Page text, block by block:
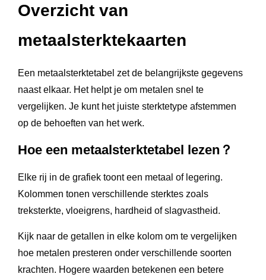
Overzicht van
metaalsterktekaarten
Een metaalsterktetabel zet de belangrijkste gegevens
naast elkaar. Het helpt je om metalen snel te
vergelijken. Je kunt het juiste sterktetype afstemmen
op de behoeften van het werk.
Hoe een metaalsterktetabel lezen？
Elke rij in de grafiek toont een metaal of legering.
Kolommen tonen verschillende sterktes zoals
treksterkte, vloeigrens, hardheid of slagvastheid.
Kijk naar de getallen in elke kolom om te vergelijken
hoe metalen presteren onder verschillende soorten
krachten. Hogere waarden betekenen een betere